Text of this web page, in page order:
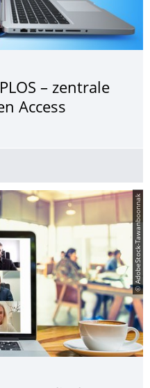
– zentrale
Access
© AdobeStock-Tawanboonnak